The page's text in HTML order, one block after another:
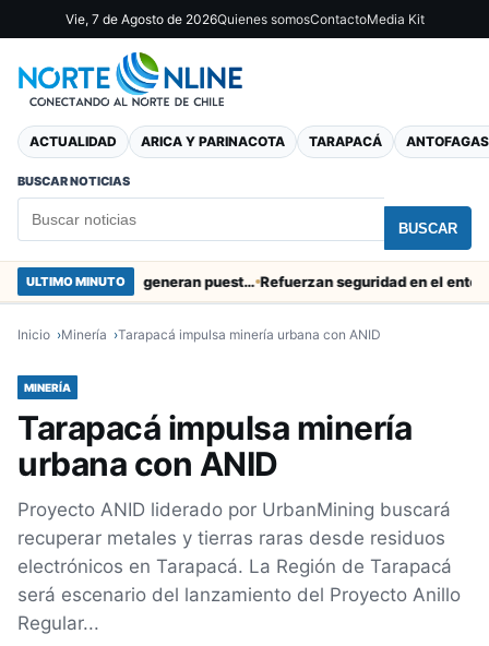
Vie, 7 de Agosto de 2026Quienes somosContactoMedia Kit
ACTUALIDAD ARICA Y PARINACOTA TARAPACÁ
BUSCAR NOTICIAS
BUSCAR
ULTIMO MINUTO Obras de Aguas del Altiplano en Arica generan puestos de trabajo Refuerzan seguridad en el entorno
Inicio Minería Tarapacá impulsa minería urbana con ANID
MINERÍA
Tarapacá impulsa minería
urbana con ANID
Proyecto ANID liderado por UrbanMining buscará
recuperar metales y tierras raras desde residuos
electrónicos en Tarapacá. La Región de Tarapacá
será escenario del lanzamiento del Proyecto Anillo
Regular...